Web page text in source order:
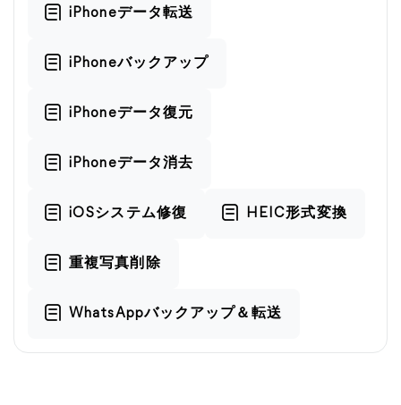
iPhoneデータ転送
iPhoneバックアップ
iPhoneデータ復元
iPhoneデータ消去
iOSシステム修復 HEIC形式変換
重複写真削除
WhatsAppバックアップ＆転送